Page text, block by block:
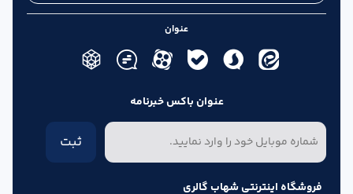
عنوان
عنوان باکس خبرنامه
ثبت
فروشگاه اینترنتی شهاب گالری